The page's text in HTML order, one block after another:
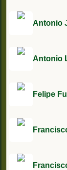
Antonio
Antonio
Felipe